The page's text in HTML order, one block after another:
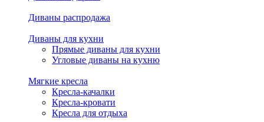
Диваны распродажа
Диваны для кухни
Прямые диваны для кухни
Угловые диваны на кухню
Мягкие кресла
Кресла-качалки
Кресла-кровати
Кресла для отдыха